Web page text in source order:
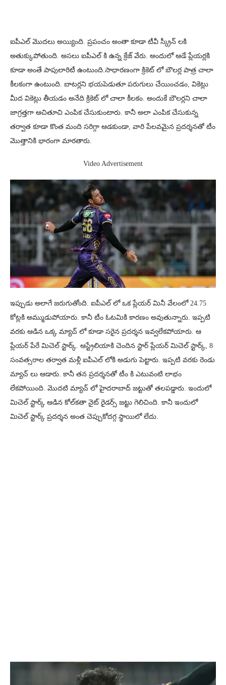
ఐపీఎల్ మొదలు అయ్యింది. ప్రపంచం అంతా కూడా టీవీ స్క్రీన్ లకి
అతుక్కుపోతుంది. అసలు ఐపీఎల్ కి ఉన్న క్రేజ్ వేరు. అందులో ఆడే ప్లేయర్లకి
కూడా అంతే పాపులారిటీ ఉంటుంది.సాధారణంగా క్రికెట్ లో బౌలర్ల పాత్ర చాలా
కీలకంగా ఉంటుంది. బాటర్లని భయపెడుతూ పరుగులు చేయించడం, వికెట్లు
మీద వికెట్లు తీయడం అనేది క్రికెట్ లో చాలా కీలకం. అందుకే బౌలర్లని చాలా
జాగ్రత్తగా ఆచితూచి ఎంపిక చేసుకుంటారు. కానీ అలా ఎంపిక చేసుకున్న
తర్వాత కూడా కొంత మంది సరిగ్గా ఆడకుండా, వారి పేలవమైన ప్రదర్శనతో టీం
మొత్తానికి భారంగా మారతారు.
Video Advertisement
ఇప్పుడు అలాగే జరుగుతోంది. ఐపీఎల్ లో ఒక ప్లేయర్ మినీ వేలంలో 24.75
కోట్లకి అమ్ముడుపోయారు. కానీ టీం ఓటమికి కారణం అవుతున్నారు. ఇప్పటి
వరకు ఆడిన ఒక్క మ్యాచ్ లో కూడా సరైన ప్రదర్శన ఇవ్వలేకపోయారు. ఆ
ప్లేయర్ పేరే మిచెల్ స్టార్క్. ఆస్ట్రేలియాకి చెందిన స్టార్ ప్లేయర్ మిచెల్ స్టార్క్, 8
సంవత్సరాల తర్వాత మళ్లీ ఐపీఎల్ లోకి అడుగు పెట్టారు. ఇప్పటి వరకు రెండు
మ్యాచ్ లు ఆడారు. కానీ తన ప్రదర్శనతో టీం కి ఎటువంటి లాభం
లేకపోయింది. మొదటి మ్యాచ్ లో హైదరాబాద్ జట్టుతో తలపడ్డారు. ఇందులో
మిచెల్ స్టార్క్ ఆడిన కోల్‌కతా నైట్ రైడర్స్ జట్టు గెలిచింది. కానీ ఇందులో
మిచెల్ స్టార్క్ ప్రదర్శన అంత చెప్పుకోదగ్గ స్థాయిలో లేదు.